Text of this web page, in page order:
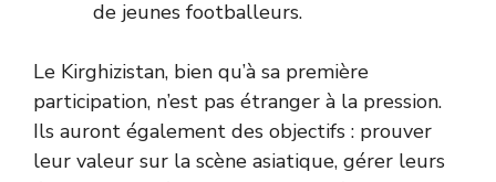
de jeunes footballeurs.
Le Kirghizistan, bien qu’à sa première
participation, n’est pas étranger à la pression.
Ils auront également des objectifs : prouver
leur valeur sur la scène asiatique, gérer leurs